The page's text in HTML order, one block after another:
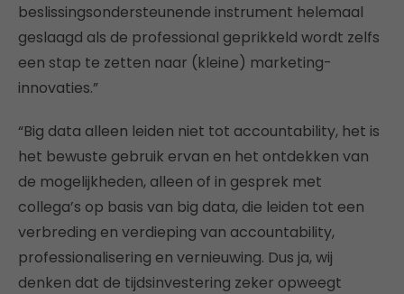
beslissingsondersteunende instrument helemaal
geslaagd als de professional geprikkeld wordt zelfs
een stap te zetten naar (kleine) marketing-
innovaties.”
“Big data alleen leiden niet tot accountability, het is
het bewuste gebruik ervan en het ontdekken van
de mogelijkheden, alleen of in gesprek met
collega’s op basis van big data, die leiden tot een
verbreding en verdieping van accountability,
professionalisering en vernieuwing. Dus ja, wij
denken dat de tijdsinvestering zeker opweegt